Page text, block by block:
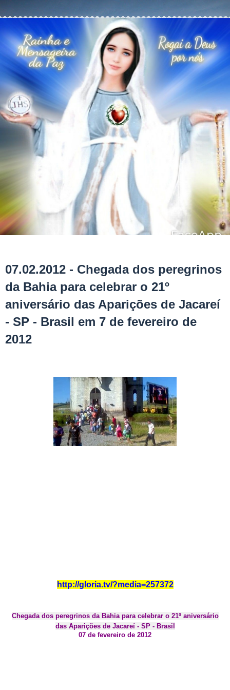
07.02.2012 - Chegada dos peregrinos
da Bahia para celebrar o 21º
aniversário das Aparições de Jacareí
- SP - Brasil em 7 de fevereiro de
2012
http://gloria.tv/?media=257372
Chegada dos peregrinos da Bahia para celebrar o 21º aniversário
das Aparições de Jacareí - SP - Brasil
07 de fevereiro de 2012